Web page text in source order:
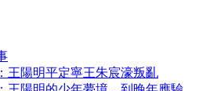
王陽明平定寧王朱宸濠叛亂